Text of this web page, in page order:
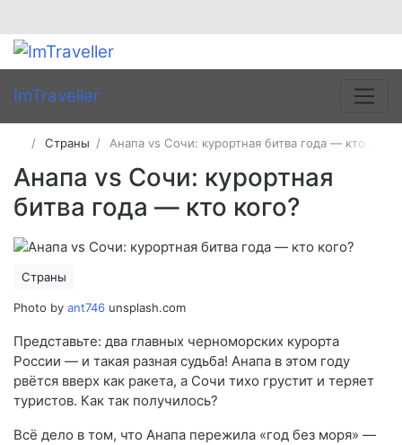
ImTraveller
Страны Анапа vs Сочи: курортная битва года — кто кого?
Анапа vs Сочи: курортная
битва года — кто кого?
Страны
Photo by ant746 unsplash.com
Представьте: два главных черноморских курорта
России — и такая разная судьба! Анапа в этом году
рвётся вверх как ракета, а Сочи тихо грустит и теряет
туристов. Как так получилось?
Всё дело в том, что Анапа пережила «год без моря» —